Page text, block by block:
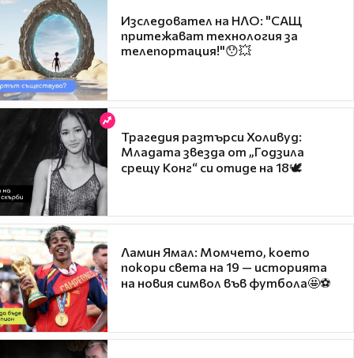
Изследовател на НЛО: "САЩ
притежават технология за
телепортация!"😯💥
Трагедия разтърси Холивуд:
Младата звезда от „Годзила
срещу Конг“ си отиде на 18🕊️
Ламин Ямал: Момчето, което
покори света на 19 — историята
на новия символ във футбола🤩⚽